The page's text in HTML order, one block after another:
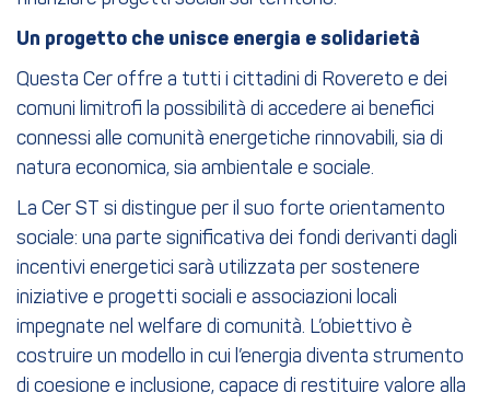
Un progetto che unisce energia e solidarietà
Questa Cer offre a tutti i cittadini di Rovereto e dei
comuni limitrofi la possibilità di accedere ai benefici
connessi alle comunità energetiche rinnovabili, sia di
natura economica, sia ambientale e sociale.
La Cer ST si distingue per il suo forte orientamento
sociale: una parte significativa dei fondi derivanti dagli
incentivi energetici sarà utilizzata per sostenere
iniziative e progetti sociali e associazioni locali
impegnate nel welfare di comunità. L’obiettivo è
costruire un modello in cui l’energia diventa strumento
di coesione e inclusione, capace di restituire valore alla